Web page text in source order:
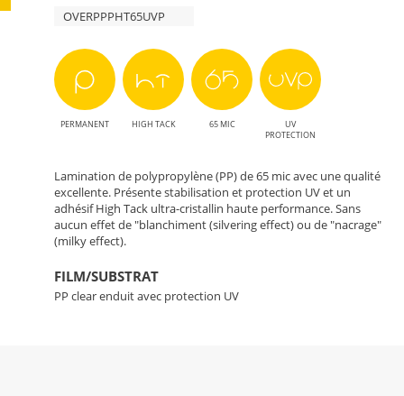
OVERPPPHT65UVP
PERMANENT HIGH TACK 65 MIC
UV
PROTECTION
Lamination de polypropylène (PP) de 65 mic avec une qualité
excellente. Présente stabilisation et protection UV et un
adhésif High Tack ultra-cristallin haute performance. Sans
aucun effet de "blanchiment (silvering effect) ou de "nacrage"
(milky effect).
FILM/SUBSTRAT
PP clear enduit avec protection UV